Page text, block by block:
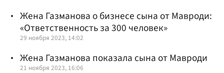
Жена Газманова о бизнесе сына от Мавроди:
«Ответственность за 300 человек»
29 ноября 2023, 14:02
Жена Газманова показала сына от Мавроди
21 ноября 2023, 16:06